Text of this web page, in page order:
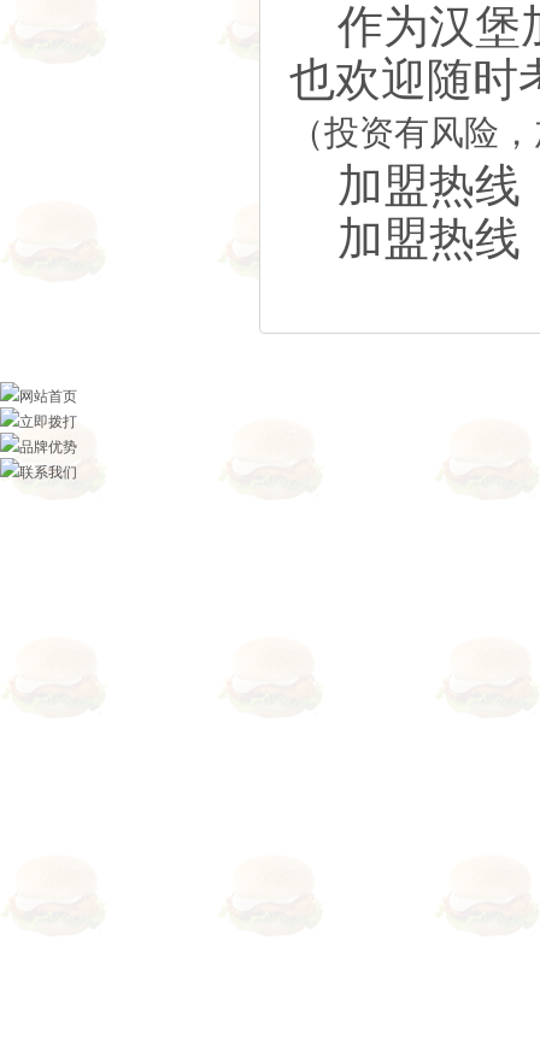
作为汉堡
也欢迎随时
（投资有风险
加盟热线
加盟热线
网站首页
立即拨打
品牌优势
联系我们